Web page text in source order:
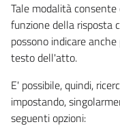
Tale modalità
funzione della risposta
possono indicare
testo dell'atto.
E' possibile, quindi,
impostando,
seguenti opzioni: